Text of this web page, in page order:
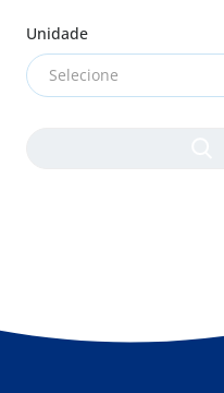
Unidade
Selecione